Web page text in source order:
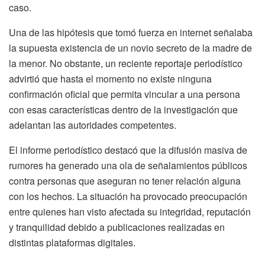
caso.
Una de las hipótesis que tomó fuerza en internet señalaba
la supuesta existencia de un novio secreto de la madre de
la menor. No obstante, un reciente reportaje periodístico
advirtió que hasta el momento no existe ninguna
confirmación oficial que permita vincular a una persona
con esas características dentro de la investigación que
adelantan las autoridades competentes.
El informe periodístico destacó que la difusión masiva de
rumores ha generado una ola de señalamientos públicos
contra personas que aseguran no tener relación alguna
con los hechos. La situación ha provocado preocupación
entre quienes han visto afectada su integridad, reputación
y tranquilidad debido a publicaciones realizadas en
distintas plataformas digitales.